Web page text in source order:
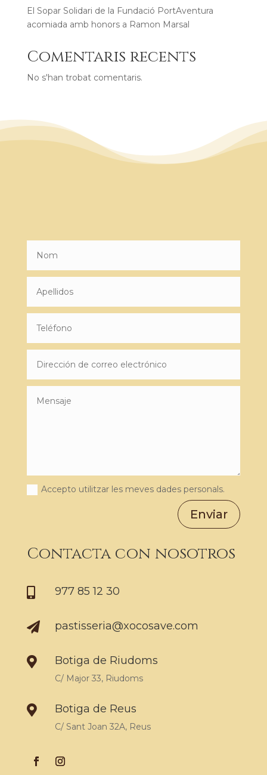
El Sopar Solidari de la Fundació PortAventura
acomiada amb honors a Ramon Marsal
Comentaris recents
No s'han trobat comentaris.
Accepto utilitzar les meves dades personals.
Enviar
Contacta con nosotros
 977 85 12 30
 pastisseria@xocosave.com
 Botiga de Riudoms
C/ Major 33, Riudoms
 Botiga de Reus
C/ Sant Joan 32A, Reus